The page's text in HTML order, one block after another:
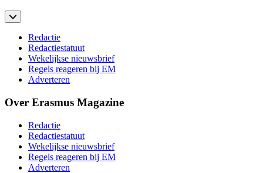
Redactie
Redactiestatuut
Wekelijkse nieuwsbrief
Regels reageren bij EM
Adverteren
Over Erasmus Magazine
Redactie
Redactiestatuut
Wekelijkse nieuwsbrief
Regels reageren bij EM
Adverteren